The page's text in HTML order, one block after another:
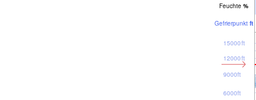
Feuchte %
Gefrier­punkt ft
6000ft
9000ft
12000ft
15000ft